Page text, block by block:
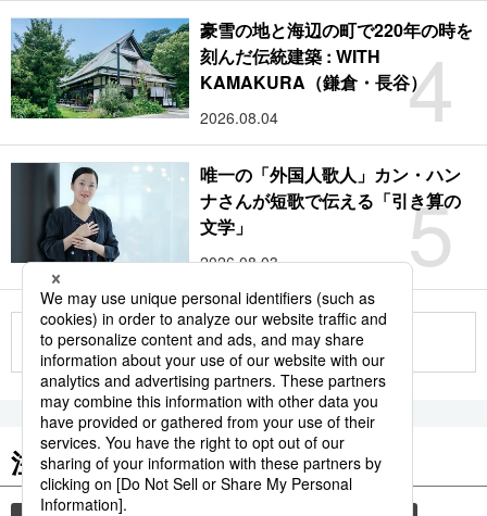
4
豪雪の地と海辺の町で220年の時を
刻んだ伝統建築 : WITH
KAMAKURA（鎌倉・長谷）
2026.08.04
5
唯一の「外国人歌人」カン・ハン
ナさんが短歌で伝える「引き算の
文学」
2026.08.03
もっと見る
注目のキーワード